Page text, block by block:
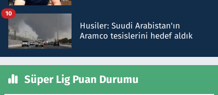
Husiler: Suudi Arabistan'ın
Aramco tesislerini hedef aldık
10
Süper Lig Puan Durumu